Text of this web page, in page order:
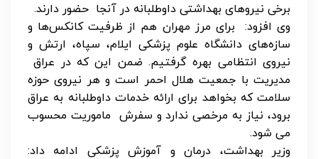
برخی نیروهای بهداشتی داوطلبانه در آنجا حضور دارند.
وی افزود: برای مرز مهران هم از ظرفیت کانکس‌ها و
سازه‌های دانشگاه علوم پزشکی ایلام، سپاه، ارتش و
نیروی انتظامی بهره گرفتیم. ضمن این که در عراق
مدیریت با جمعیت هلال احمر است و هر نیروی حوزه
سلامت که بخواهد برای ارائه خدمات داوطلبانه به عراق
برود، نیاز به مرخصی ندارد و سفرش ماموریت محسوب
می شود.
وزیر بهداشت، درمان و آموزش پزشکی ادامه داد: